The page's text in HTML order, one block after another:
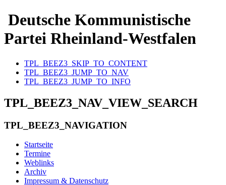
Deutsche Kommunistische
Partei Rheinland-Westfalen
TPL_BEEZ3_SKIP_TO_CONTENT
TPL_BEEZ3_JUMP_TO_NAV
TPL_BEEZ3_JUMP_TO_INFO
TPL_BEEZ3_NAV_VIEW_SEARCH
TPL_BEEZ3_NAVIGATION
Startseite
Termine
Weblinks
Archiv
Impressum & Datenschutz